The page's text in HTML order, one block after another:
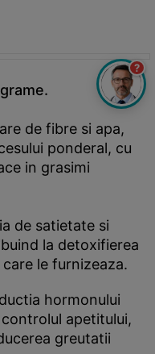
de fibre si apa,
ponderal, cu
in grasimi
de satietate si
la detoxifierea
le furnizeaza.
hormonului
apetitului,
greutatii
?